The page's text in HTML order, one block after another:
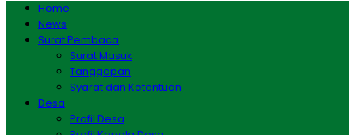
Home
News
Surat Pembaca
Surat Masuk
Tanggapan
Syarat dan Ketentuan
Desa
Profil Desa